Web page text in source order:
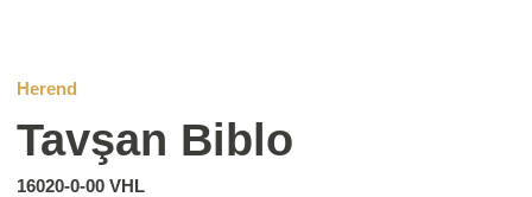
Herend
Tavşan Biblo
16020-0-00 VHL